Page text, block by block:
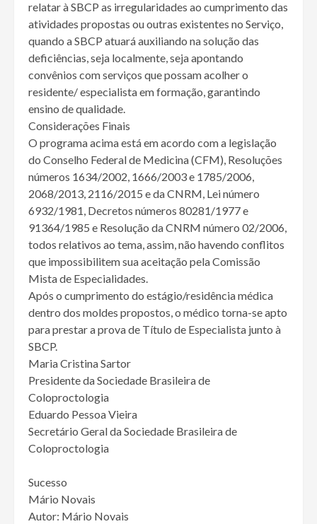
relatar à SBCP as irregularidades ao cumprimento das
atividades propostas ou outras existentes no Serviço,
quando a SBCP atuará auxiliando na solução das
deficiências, seja localmente, seja apontando
convênios com serviços que possam acolher o
residente/ especialista em formação, garantindo
ensino de qualidade.
Considerações Finais
O programa acima está em acordo com a legislação
do Conselho Federal de Medicina (CFM), Resoluções
números 1634/2002, 1666/2003 e 1785/2006,
2068/2013, 2116/2015 e da CNRM, Lei número
6932/1981, Decretos números 80281/1977 e
91364/1985 e Resolução da CNRM número 02/2006,
todos relativos ao tema, assim, não havendo conflitos
que impossibilitem sua aceitação pela Comissão
Mista de Especialidades.
Após o cumprimento do estágio/residência médica
dentro dos moldes propostos, o médico torna-se apto
para prestar a prova de Título de Especialista junto à
SBCP.
Maria Cristina Sartor
Presidente da Sociedade Brasileira de
Coloproctologia
Eduardo Pessoa Vieira
Secretário Geral da Sociedade Brasileira de
Coloproctologia
Sucesso
Mário Novais
Autor: Mário Novais